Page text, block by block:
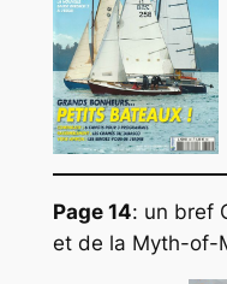
Page 14: un bref
et de la Myth-of-